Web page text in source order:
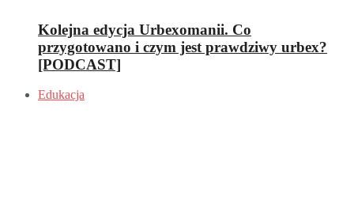
Kolejna edycja Urbexomanii. Co
przygotowano i czym jest prawdziwy urbex?
[PODCAST]
Edukacja